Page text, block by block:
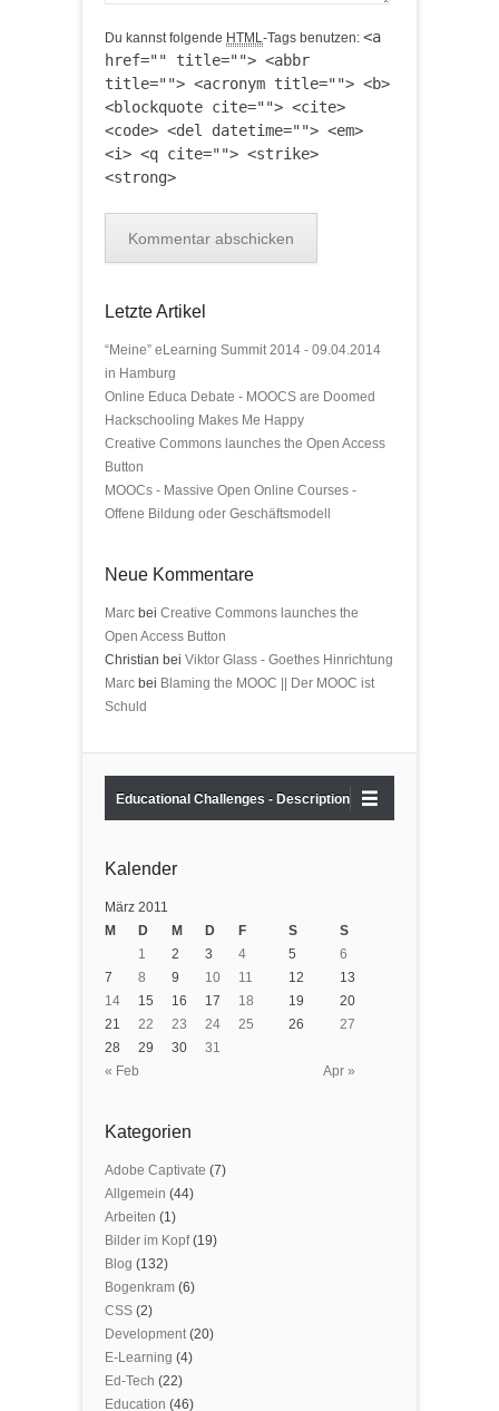
Du kannst folgende HTML-Tags benutzen: <a
href="" title=""> <abbr
title=""> <acronym title=""> <b>
<blockquote cite=""> <cite>
<code> <del datetime=""> <em>
<i> <q cite=""> <strike>
<strong>
Letzte Artikel
“Meine” eLearning Summit 2014 - 09.04.2014
in Hamburg
Online Educa Debate - MOOCS are Doomed
Hackschooling Makes Me Happy
Creative Commons launches the Open Access
Button
MOOCs - Massive Open Online Courses -
Offene Bildung oder Geschäftsmodell
Neue Kommentare
Marc bei Creative Commons launches the
Open Access Button
Christian bei Viktor Glass - Goethes Hinrichtung
Marc bei Blaming the MOOC || Der MOOC ist
Schuld
Educational Challenges - Description
Kalender
März 2011
M
D M D F S S
« Feb Apr »
1 2 3 4 5
6
7
8 9 10 11 12
13
14
15 16 17 18 19
20
21
22 23 24 25 26
27
28
29 30 31
Kategorien
Adobe Captivate (7)
Allgemein (44)
Arbeiten (1)
Bilder im Kopf(19)
Blog (132)
Bogenkram (6)
CSS (2)
Development(20)
E-Learning (4)
Ed-Tech (22)
Education (46)